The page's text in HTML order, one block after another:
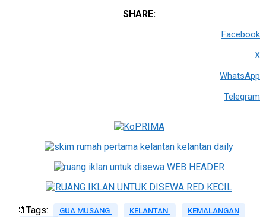
SHARE:
Facebook
X
WhatsApp
Telegram
🔖Tags: GUA MUSANG KELANTAN
KEMALANGAN